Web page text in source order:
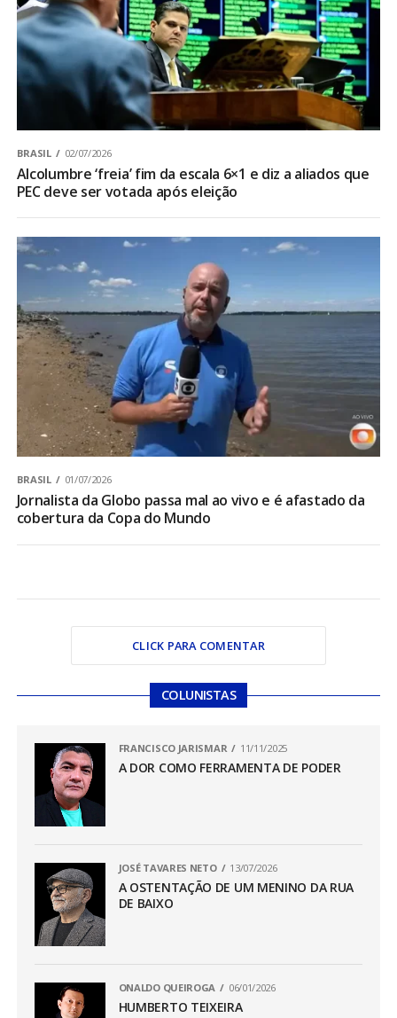
BRASIL 02/07/2026
Alcolumbre ‘freia’ fim da escala 6×1 e diz a aliados que
PEC deve ser votada após eleição
BRASIL 01/07/2026
Jornalista da Globo passa mal ao vivo e é afastado da
cobertura da Copa do Mundo
CLICK PARA COMENTAR
COLUNISTAS
FRANCISCO JARISMAR 11/11/2025
A DOR COMO FERRAMENTA DE PODER
JOSÉ TAVARES NETO 13/07/2026
A OSTENTAÇÃO DE UM MENINO DA RUA
DE BAIXO
ONALDO QUEIROGA 06/01/2026
HUMBERTO TEIXEIRA